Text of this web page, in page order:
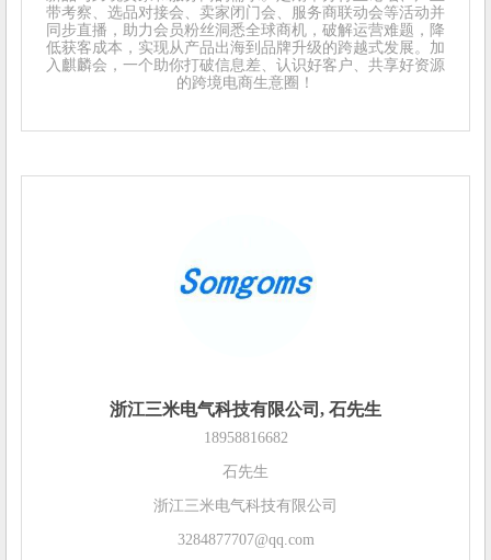
带考察、选品对接会、卖家闭门会、服务商联动会等活动并
同步直播，助力会员粉丝洞悉全球商机，破解运营难题，降
低获客成本，实现从产品出海到品牌升级的跨越式发展。加
入麒麟会，一个助你打破信息差、认识好客户、共享好资源
的跨境电商生意圈！
浙江三米电气科技有限公司, 石先生
18958816682
石先生
浙江三米电气科技有限公司
3284877707@qq.com